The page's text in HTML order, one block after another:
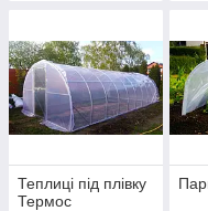
Теплиці під плівку
Термос